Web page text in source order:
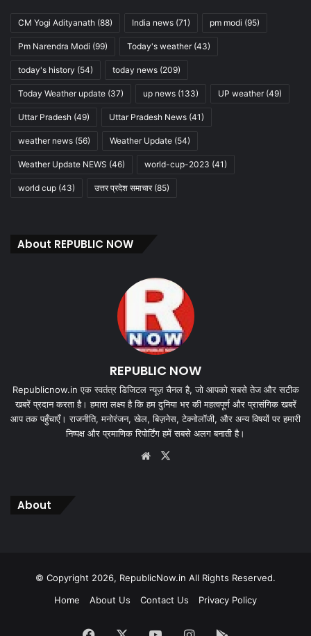
CM Yogi Adityanath (88) India news (71) pm modi (95)
Pm Narendra Modi (99) Today's weather(43)
today's history (54) today news (209)
Today Weather update (37) up news (133) UP weather(49)
Uttar Pradesh (49) Uttar Pradesh News (41)
weather news (56) Weather Update (54)
Weather Update NEWS (46) world-cup-2023 (41)
world cup (43) उत्तर प्रदेश समाचार(85)
About REPUBLIC NOW
REPUBLIC NOW
Republicnow.in एक स्वतंत्र डिजिटल न्यूज़ चैनल है, जो आपको सबसे तेज और सटीक
खबरें प्रदान करता है। हमारा लक्ष्य है कि हम दुनिया भर की महत्वपूर्ण और प्रासंगिक खबरें
आप तक पहुँचाएँ। राजनीति, मनोरंजन, खेल, बिज़नेस, टेक्नोलॉजी, और अन्य विषयों पर हमारी
निष्पक्ष और प्रमाणिक रिपोर्टिंग हमें सबसे अलग बनाती है।
Website
About
© Copyright 2026, RepublicNow.in All Rights Reserved.
Home
About Us Contact Us Privacy Policy